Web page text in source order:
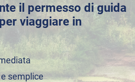
il permesso di guida
viaggiare in
semplice